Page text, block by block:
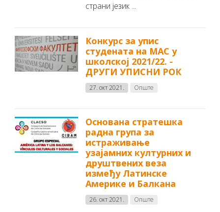
страни језик ...
Конкурс за упис
студената на МАС у
школској 2021/22. -
ДРУГИ УПИСНИ РОК
27. окт 2021. Опште
Основана стратешка
радна група за
истраживање
узајамних културних и
друштвених веза
између Латинске
Америке и Балкана
26. окт 2021. Опште